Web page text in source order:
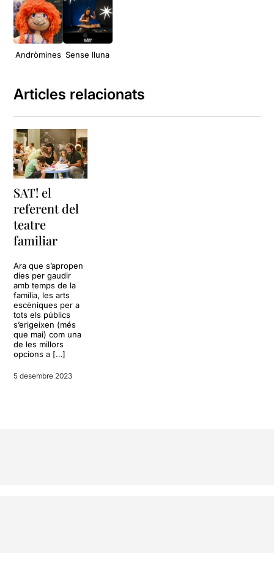
Andròmines Sense lluna
Articles relacionats
SAT! el
referent del
teatre
familiar
Ara que s’apropen
dies per gaudir
amb temps de la
família, les arts
escèniques per a
tots els públics
s’erigeixen (més
que mai) com una
de les millors
opcions a […]
5 desembre 2023